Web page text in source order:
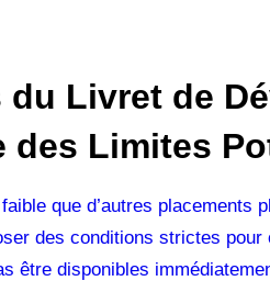
Livret de
des Limites
que d’autres placements
des conditions strictes
être disponibles